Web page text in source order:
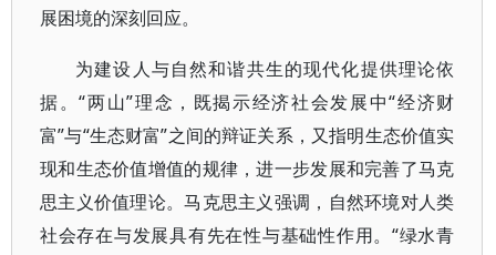
展困境的深刻回应。
为建设人与自然和谐共生的现代化提供理论依
据。“两山”理念，既揭示经济社会发展中“经济财
富”与“生态财富”之间的辩证关系，又指明生态价值实
现和生态价值增值的规律，进一步发展和完善了马克
思主义价值理论。马克思主义强调，自然环境对人类
社会存在与发展具有先在性与基础性作用。“绿水青